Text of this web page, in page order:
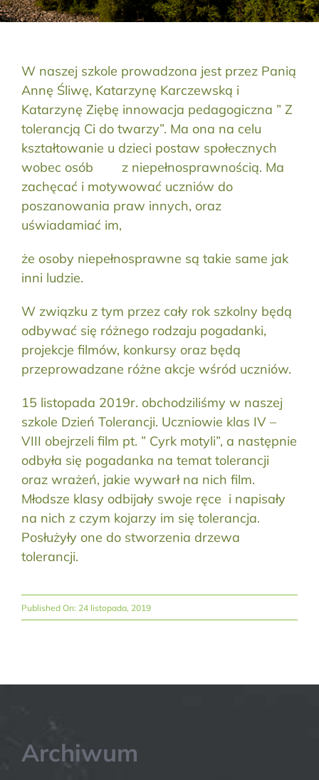
Aktualności
RODO
Szukaj:
W naszej szkole prowadzona jest przez Panią
Annę Śliwę, Katarzynę Karczewską i
Katarzynę Ziębę innowacja pedagogiczna ” Z
tolerancją Ci do twarzy”. Ma ona na celu
kształtowanie u dzieci postaw społecznych
wobec osób z niepełnosprawnością. Ma
zachęcać i motywować uczniów do
poszanowania praw innych, oraz
uświadamiać im,
że osoby niepełnosprawne są takie same jak
inni ludzie.
W związku z tym przez cały rok szkolny będą
odbywać się różnego rodzaju pogadanki,
projekcje filmów, konkursy oraz będą
przeprowadzane różne akcje wśród uczniów.
15 listopada 2019r. obchodziliśmy w naszej
szkole Dzień Tolerancji. Uczniowie klas IV –
VIII obejrzeli film pt. ” Cyrk motyli”, a następnie
odbyła się pogadanka na temat tolerancji
oraz wrażeń, jakie wywarł na nich film.
Młodsze klasy odbijały swoje ręce i napisały
na nich z czym kojarzy im się tolerancja.
Posłużyły one do stworzenia drzewa
tolerancji.
Published On: 24 listopada, 2019
Archiwum